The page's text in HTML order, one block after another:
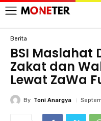
Berita
BSI Maslahat
Zakat dan
Lewat ZaWa
By Toni Anargya